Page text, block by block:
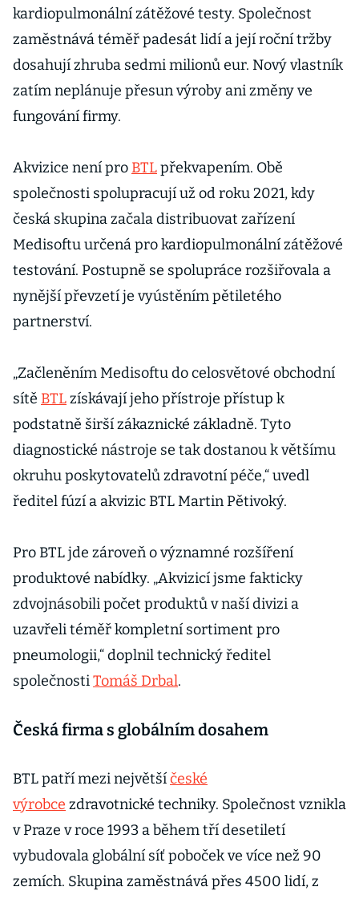
kardiopulmonální zátěžové testy. Společnost
zaměstnává téměř padesát lidí a její roční tržby
dosahují zhruba sedmi milionů eur. Nový vlastník
zatím neplánuje přesun výroby ani změny ve
fungování firmy.
Akvizice není pro BTLpřekvapením. Obě
společnosti spolupracují už od roku 2021, kdy
česká skupina začala distribuovat zařízení
Medisoftu určená pro kardiopulmonální zátěžové
testování. Postupně se spolupráce rozšiřovala a
nynější převzetí je vyústěním pětiletého
partnerství.
„Začleněním Medisoftu do celosvětové obchodní
sítě BTLzískávají jeho přístroje přístup k
podstatně širší zákaznické základně. Tyto
diagnostické nástroje se tak dostanou k většímu
okruhu poskytovatelů zdravotní péče,“ uvedl
ředitel fúzí a akvizic BTL Martin Pětivoký.
Pro BTL jde zároveň o významné rozšíření
produktové nabídky. „Akvizicí jsme fakticky
zdvojnásobili počet produktů v naší divizi a
uzavřeli téměř kompletní sortiment pro
pneumologii,“ doplnil technický ředitel
společnostiTomáš Drbal.
Česká firma s globálním dosahem
BTL patří mezi největšíčeské
výrobce zdravotnické techniky. Společnost vznikla
v Praze v roce 1993 a během tří desetiletí
vybudovala globální síť poboček ve více než 90
zemích. Skupina zaměstnává přes 4500 lidí, z